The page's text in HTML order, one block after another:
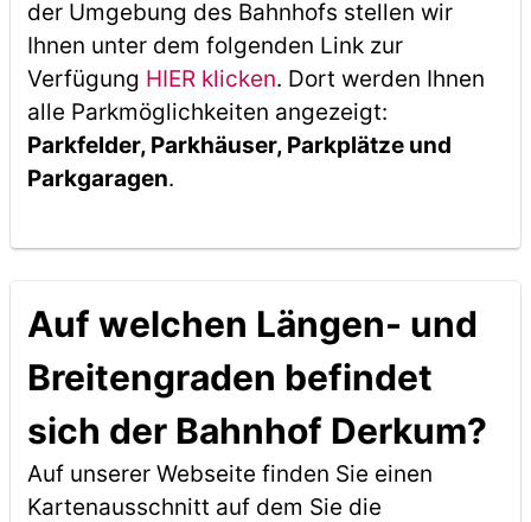
der Umgebung des Bahnhofs stellen wir
Ihnen unter dem folgenden Link zur
Verfügung HIER klicken. Dort werden Ihnen
alle Parkmöglichkeiten angezeigt:
Parkfelder, Parkhäuser, Parkplätze und
Parkgaragen.
Auf welchen Längen- und
Breitengraden befindet
sich der Bahnhof Derkum?
Auf unserer Webseite finden Sie einen
Kartenausschnitt auf dem Sie die